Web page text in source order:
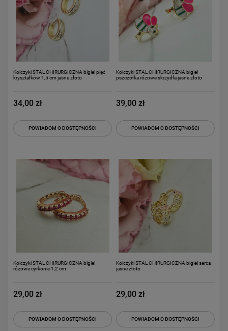
Kolczyki STAL CHIRURGICZNA bigiel pięć
kryształków 1,5 cm jasne złoto
34,00 zł
POWIADOM O DOSTĘPNOŚCI
Kolczyki STAL CHIRURGICZNA bigiel
pszczółka różowe skrzydła jasne złoto
39,00 zł
POWIADOM O DOSTĘPNOŚCI
Kolczyki STAL CHIRURGICZNA bigiel
różowe cyrkonie 1,2 cm
29,00 zł
POWIADOM O DOSTĘPNOŚCI
Kolczyki STAL CHIRURGICZNA bigiel serca
jasne złoto
29,00 zł
POWIADOM O DOSTĘPNOŚCI